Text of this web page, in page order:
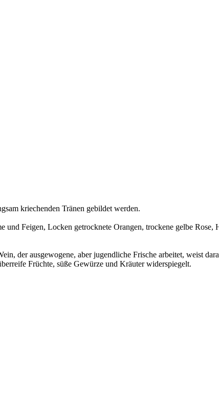
kriechenden Tränen gebildet werden.
und Feigen, Locken getrocknete Orangen, trockene gelbe Rose,
der ausgewogene, aber jugendliche Frische arbeitet, weist
Früchte, süße Gewürze und Kräuter widerspiegelt.